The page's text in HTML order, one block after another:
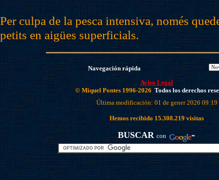
Per culpa de la pesca intensiva, només
petits en aigües superficials.
Navegación rápida
Aviso Legal
© Miquel Pontes 1996-2026 Todos los derechos
Última modificación: 01 de gener 2026 09:19
Hemos recibido 15.308.219 visitas
BUSCAR con